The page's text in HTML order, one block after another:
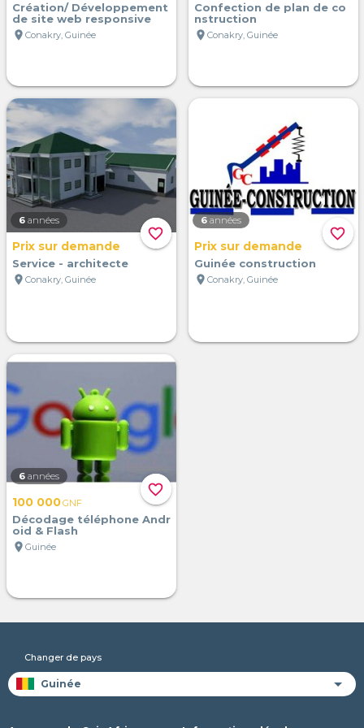
Création/ Développement
de site web responsive
location_on Conakry, Guinée
Confection de plan de co
nstruction
location_on Conakry, Guinée
favorite_border
6 années
Prix sur demande
Service - architecte
location_on Conakry, Guinée
favorite_border
6 années
Prix sur demande
Guinée construction
location_on Conakry, Guinée
favorite_border
6 années
100 000GNF
Décodage téléphone Andr
oid & Flash
location_on Guinée
Changer de pays